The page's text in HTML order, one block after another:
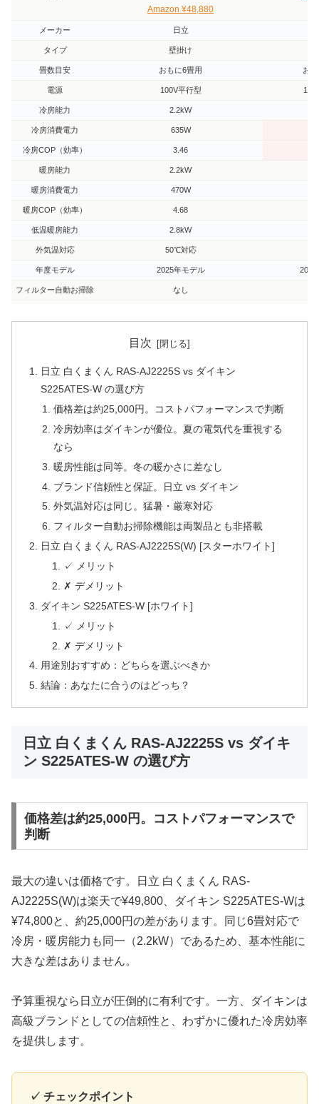
Amazon ¥48,880
メーカー 日立
タイプ 壁掛け
畳数目安 おもに6畳用 お
電源 100V平行型
冷房能力 2.2kW
冷房消費電力 635W
冷房COP（効率） 3.46
暖房能力 2.2kW
暖房消費電力 470W
暖房COP（効率） 4.68
低温暖房能力 2.8kW
外気温対応 50℃対応
年度モデル 2025年モデル 2025
フィルター自動お掃除 なし
目次
日立 白くまくん RAS-AJ2225S vs ダイキン
S225ATES-W の選び方
価格差は約25,000円。コストパフォーマンスで判断
冷房効率はダイキンが優位。夏の電気代を重視する
なら
暖房性能は同等。冬の暖かさに差なし
ブランド信頼性と保証。日立 vs ダイキン
外気温対応は同じ。猛暑・厳寒対応
フィルター自動お掃除機能は両製品とも非搭載
日立 白くまくん RAS-AJ2225S(W) [スターホワイト]
✓ メリット
✗ デメリット
ダイキン S225ATES-W [ホワイト]
✓ メリット
✗ デメリット
用途別おすすめ：どちらを選ぶべきか
結論：あなたに合うのはどっち？
日立 白くまくん RAS-AJ2225S vs ダイキ
ン S225ATES-W の選び方
価格差は約25,000円。コストパフォーマンスで
判断
最大の違いは価格です。日立 白くまくん RAS-
AJ2225S(W)は楽天で¥49,800、ダイキン S225ATES-Wは
¥74,800と、約25,000円の差があります。同じ6畳対応で
冷房・暖房能力も同一（2.2kW）であるため、基本性能に
大きな差はありません。
予算重視なら日立が圧倒的に有利です。一方、ダイキンは
高級ブランドとしての信頼性と、わずかに優れた冷房効率
を提供します。
✓ チェックポイント